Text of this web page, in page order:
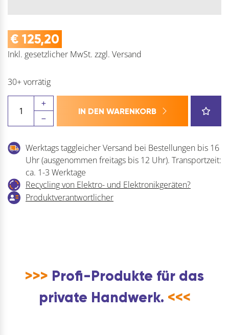
€ 125,20
Inkl. gesetzlicher MwSt. zzgl. Versand
30+ vorrätig
DORMAKABA
Beschlagset
CLASSIC
Menge
IN DEN WARENKORB
Werktags taggleicher Versand bei Bestellungen bis 16
Uhr (ausgenommen freitags bis 12 Uhr). Transportzeit:
ca. 1-3 Werktage
Recycling von Elektro- und Elektronikgeräten?
Produktverantwortlicher
>>> Profi-Produkte für das
private Handwerk. <<<